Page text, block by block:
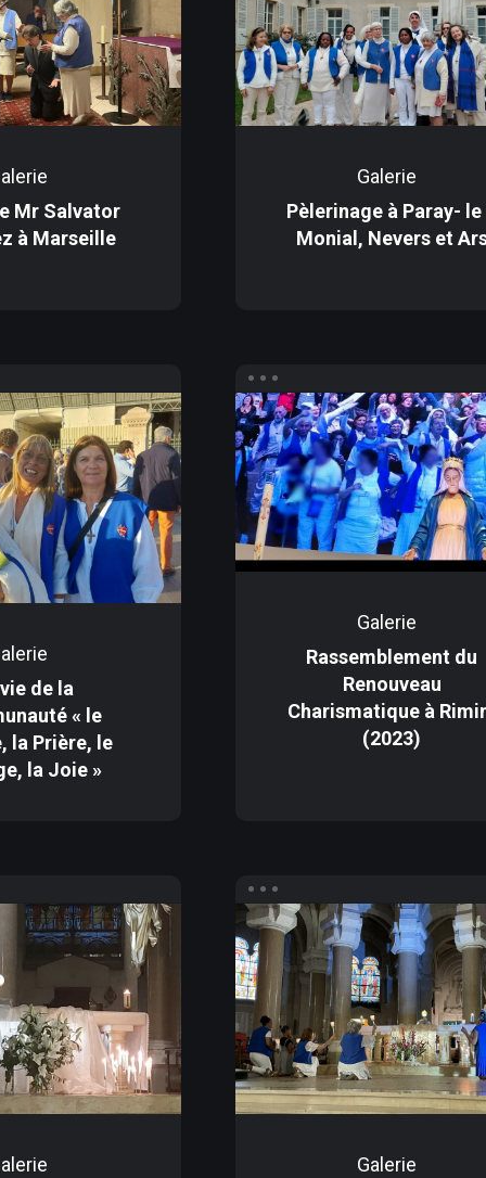
Mr Salvator
à Marseille
Galerie
Pèlerinage à Paray- le
Monial, Nevers et
de la
« le
la Prière, le
la Joie »
Galerie
Rassemblement du
Renouveau
Charismatique à
(2023)
Galerie